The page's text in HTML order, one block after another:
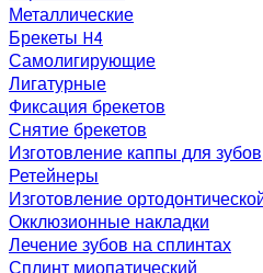
Металлические
Брекеты H4
Самолигирующие
Лигатурные
Фиксация брекетов
Снятие брекетов
Изготовление каппы для зубов
Ретейнеры
Изготовление
Окклюзионные накладки
Лечение зубов на сплинтах